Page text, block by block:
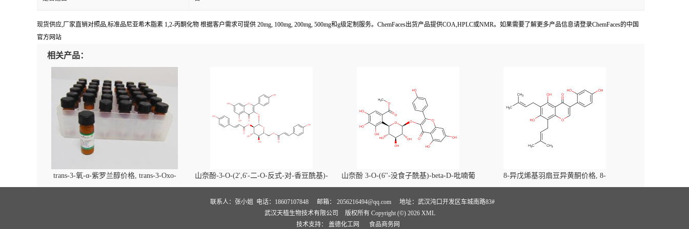
现货供应,厂家直销对照品,标准品尼亚希木脂素 1,2-丙酮化物 根据客户需求可提供 20mg, 100mg, 200mg, 500mg和g级定制服务。ChemFaces出货产品提供COA,HPLC或NMR。如果需要了解更多产品信息请登录ChemFaces的中国
官方网站
相关产品：
trans-3-氧-α-紫罗兰醇价格, trans-3-Oxo-
alpha-ionol对照品, CAS号:896107-70-3
山奈酚-3-O-(2',6'-二-O-反式-对-香豆酰基)-
beta-D-吡喃葡萄糖苷价格, Kaempferol-3-O-
(2',6'-di-O-trans-p-coumaroyl)-beta-D-
glucopyranoside对照品, CAS号:121651-61-4
山奈酚 3-O-(6''-没食子酰基)-beta-D-吡喃葡
萄糖苷价格, Kaempferol 3-O-(6''-galloyl)-
beta-D-glucopyranoside对照品, CAS
号:56317-05-6
8-异戊烯基羽扇豆异黄酮价格, 8-
Prenylluteone对照品, CAS号:125002-91-7
联系人：张小姐 电话：18607107848 邮箱： 2056216494@qq.com
地址：武汉沌口开发区车城南路83#
武汉天植生物技术有限公司
版权所有 Copyright (©) 2026 XML
技术支持： 盖德化工网 食品商务网